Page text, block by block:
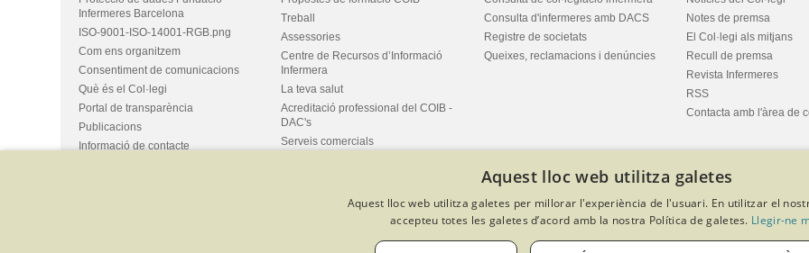
Infermeres Barcelona
ISO-9001-ISO-14001-RGB.png
Com ens organitzem
Consentiment de comunicacions
Què és el Col·legi
Portal de transparència
Publicacions
Informació de contacte
Treball
Assessories
Centre de Recursos d’Informació
Infermera
La teva salut
Acreditació professional del COIB -
DAC's
Serveis comercials
Consulta d'infermeres amb DACS
Registre de societats
Queixes, reclamacions i denúncies
Notes de premsa
El Col·legi als mitjans
Recull de premsa
Revista Infermeres
RSS
Contacta amb l'àrea de
Criteris de privacitat Política de cookies Avís legal Política de protecció de dades
Desenvolupat amb Softeng Portal Builder
Aquest lloc web utilitza galetes
Aquest lloc web utilitza galetes per millorar l'experiència de l'usuari. En utilitzar el
accepteu totes les galetes d’acord amb la nostra Política de galetes. Llegir-ne